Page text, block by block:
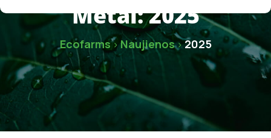
Metai:2025
Ecofarms>Naujienos>2025